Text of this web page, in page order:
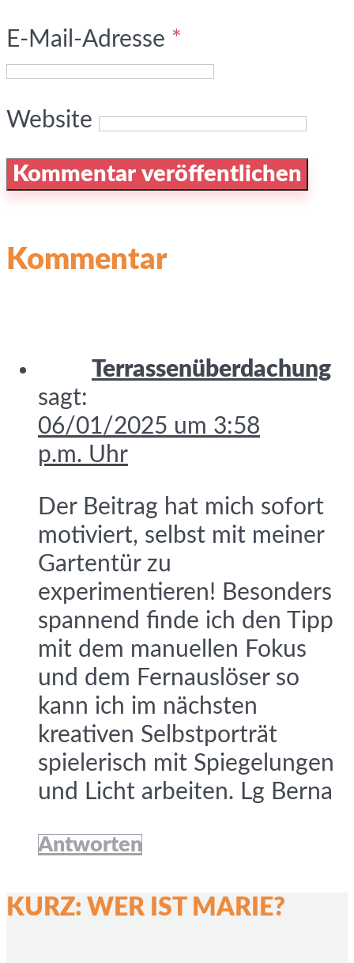
E-Mail-Adresse *
Website
Kommentar
Terrassenüberdachung
sagt:
06/01/2025 um 3:58
p.m. Uhr
Der Beitrag hat mich sofort
motiviert, selbst mit meiner
Gartentür zu
experimentieren! Besonders
spannend finde ich den Tipp
mit dem manuellen Fokus
und dem Fernauslöser so
kann ich im nächsten
kreativen Selbstporträt
spielerisch mit Spiegelungen
und Licht arbeiten. Lg Berna
Antworten
KURZ: WER IST MARIE?